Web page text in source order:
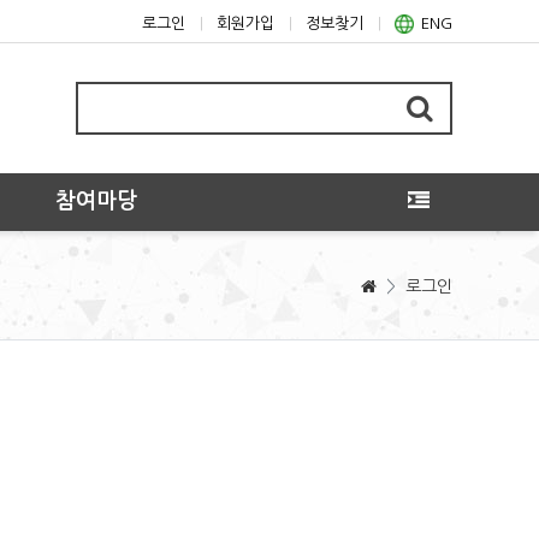
로그인 회원가입 정보찾기 ENG
참여마당
> 로그인